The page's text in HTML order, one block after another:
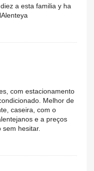
a esta familia y ha
com estacionamento
Melhor de
caseira, com o
e a preços
hesitar.